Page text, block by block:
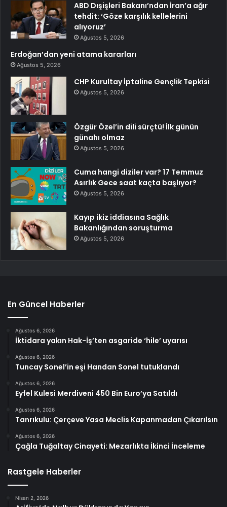
ABD Dışişleri Bakanı’ndan İran’a ağır
tehdit: ‘Göze karşılık kellelerini
alıyoruz’
Ağustos 5, 2026
Erdoğan’dan yeni atama kararları
Ağustos 5, 2026
CHP Kurultay İptaline Gençlik Tepkisi
Ağustos 5, 2026
Özgür Özel’in dili sürçtü! İlk günün
günahı olmaz
Ağustos 5, 2026
Cuma hangi diziler var? 17 Temmuz
Asırlık Gece saat kaçta başlıyor?
Ağustos 5, 2026
Kayıp ikiz iddiasına Sağlık
Bakanlığından soruşturma
Ağustos 5, 2026
En Güncel Haberler
Ağustos 6, 2026
İktidara yakın Hak-İş’ten asgaride ‘hile’ uyarısı
Ağustos 6, 2026
Tuncay Sonel’in eşi Handan Sonel tutuklandı
Ağustos 6, 2026
Eyfel Kulesi Merdiveni 450 Bin Euro’ya Satıldı
Ağustos 6, 2026
Tanrıkulu: Çerçeve Yasa Meclis Kapanmadan Çıkarılsın
Ağustos 6, 2026
Çağla Tuğaltay Cinayeti: Mezarlıkta İkinci İnceleme
Rastgele Haberler
Nisan 2, 2026